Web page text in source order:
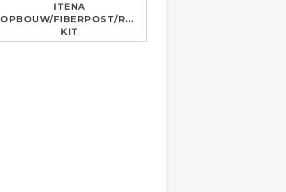
ITENA
OPBOUW/FIBERPOST/RESTORATION
KIT